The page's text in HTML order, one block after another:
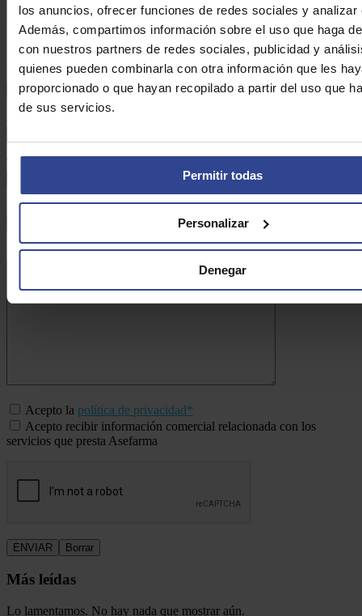
los anuncios, ofrecer funciones de redes sociales y analizar
Además, compartimos información sobre el uso que haga
con nuestros partners de redes sociales, publicidad y
quienes pueden combinarla con otra información que les
proporcionado o que hayan recopilado a partir del uso que
de sus servicios.
Permitir todas
Personalizar
Denegar
DE ASEFARMA
Nombre:*
Email:*
Consulta:*
Acepto la política de privacidad*
Acepto recibir información comercial relacionada con los
servicios que presta Asefarma
Más leídas
Lo lamentamos. No hay nada que mostrar aún.